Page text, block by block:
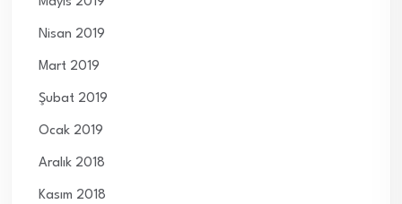
Nisan 2019
Mart 2019
Şubat 2019
Ocak 2019
Aralık 2018
Kasım 2018